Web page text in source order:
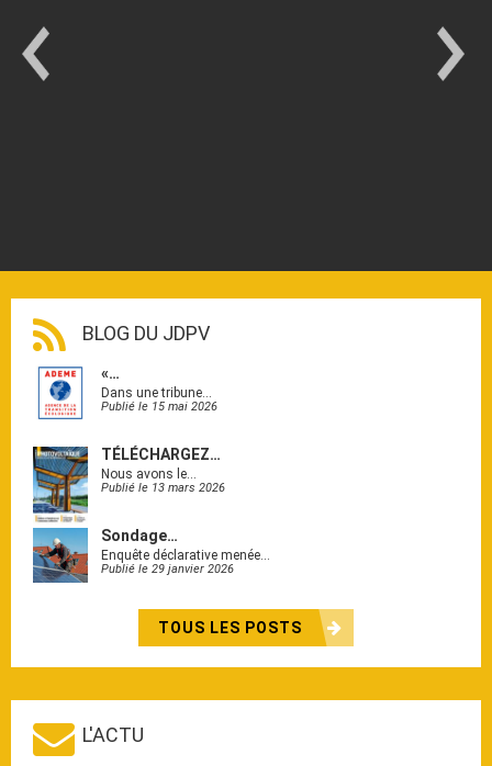
BLOG DU JDPV
«…
Dans une tribune…
Publié le 15 mai 2026
TÉLÉCHARGEZ…
Nous avons le…
Publié le 13 mars 2026
Sondage…
Enquête déclarative menée…
Publié le 29 janvier 2026
TOUS LES POSTS
L'ACTU